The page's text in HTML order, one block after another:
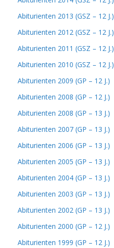
Abiturienten 2013 (GSZ – 12 J.)
Abiturienten 2012 (GSZ – 12 J.)
Abiturienten 2011 (GSZ – 12 J.)
Abiturienten 2010 (GSZ – 12 J.)
Abiturienten 2009 (GP – 12 J.)
Abiturienten 2008 (GP – 12 J.)
Abiturienten 2008 (GP – 13 J.)
Abiturienten 2007 (GP – 13 J.)
Abiturienten 2006 (GP – 13 J.)
Abiturienten 2005 (GP – 13 J.)
Abiturienten 2004 (GP – 13 J.)
Abiturienten 2003 (GP – 13 J.)
Abiturienten 2002 (GP – 13 J.)
Abiturienten 2000 (GP – 12 J.)
Abiturienten 1999 (GP – 12 J.)